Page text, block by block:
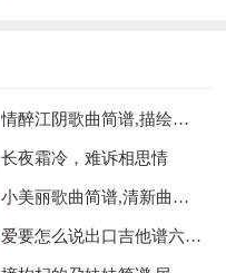
情醉江阴歌曲简谱,描绘江阴之美
长夜霜冷，难诉相思情
小美丽歌曲简谱,清新曲风很美妙
爱要怎么说出口吉他谱六线谱,深情告白之佳作